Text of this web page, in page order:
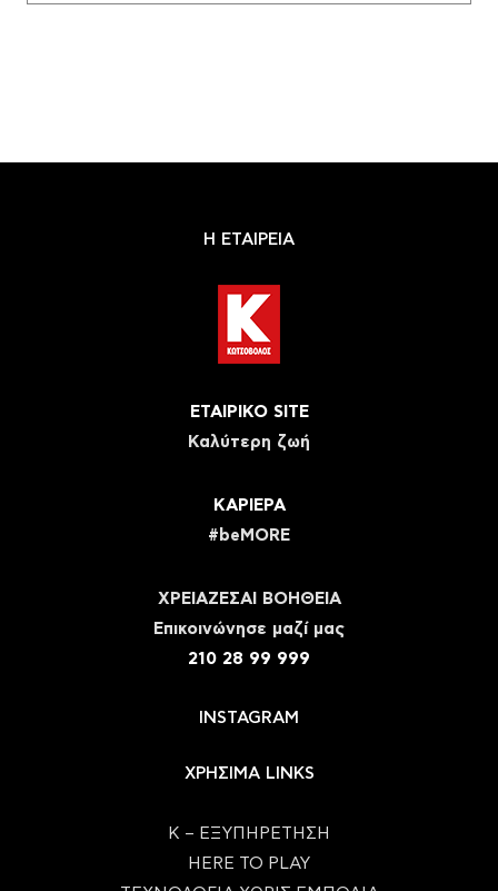
Η ΕΤΑΙΡΕΙΑ
ΕΤΑΙΡΙΚΟ SITE
Καλύτερη ζωή
ΚΑΡΙΕΡΑ
#beMORE
ΧΡΕΙΑΖΕΣΑΙ ΒΟΗΘΕΙΑ
Eπικοινώνησε μαζί μας
210 28 99 999
INSTAGRAM
ΧΡΗΣΙΜΑ LINKS
Κ – ΕΞΥΠΗΡΕΤΗΣΗ
HERE TO PLAY